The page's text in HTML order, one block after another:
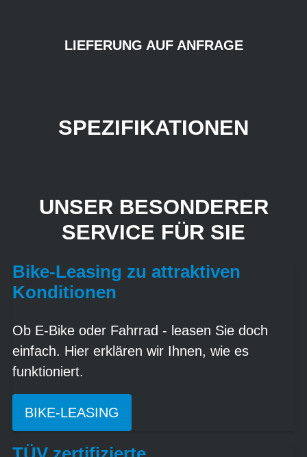
LIEFERUNG AUF ANFRAGE
SPEZIFIKATIONEN
UNSER BESONDERER
SERVICE FÜR SIE
Bike-Leasing zu attraktiven
Konditionen
Ob E-Bike oder Fahrrad - leasen Sie doch
einfach. Hier erklären wir Ihnen, wie es
funktioniert.
BIKE-LEASING